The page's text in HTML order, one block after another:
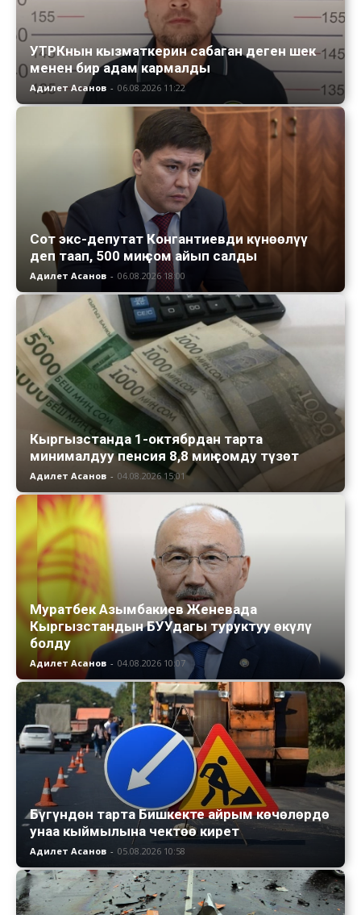
УТРКнын кызматкерин сабаган деген шек
менен бир адам кармалды
Адилет Асанов - 06.08.2026 11:22
Сот экс-депутат Конгантиевди күнөөлүү
деп таап, 500 миң сом айып салды
Адилет Асанов - 06.08.2026 18:00
Кыргызстанда 1-октябрдан тарта
минималдуу пенсия 8,8 миң сомду түзөт
Адилет Асанов - 04.08.2026 15:01
Муратбек Азымбакиев Женевада
Кыргызстандын БУУдагы туруктуу өкүлү
болду
Адилет Асанов - 04.08.2026 10:07
Бүгүндөн тарта Бишкекте айрым көчөлөрдө
унаа кыймылына чектөө кирет
Адилет Асанов - 05.08.2026 10:58